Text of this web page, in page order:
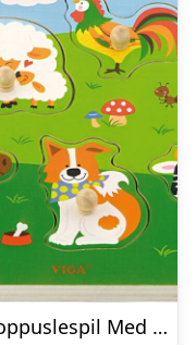
Knoppuslespil Med Lyd – Bondegårdsdyr – Træ – Viga